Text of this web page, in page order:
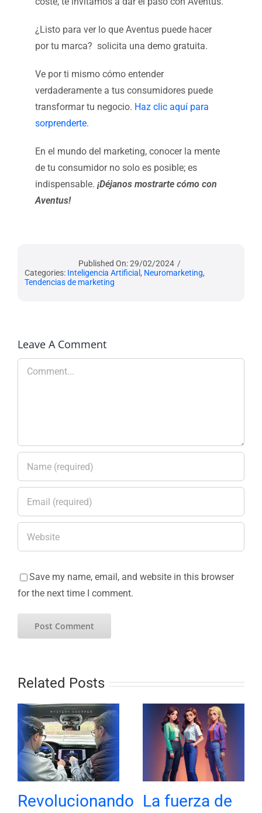
¿Listo para ver lo que Aventus puede hacer
por tu marca? solicita una demo gratuita.
Ve por ti mismo cómo entender
verdaderamente a tus consumidores puede
transformar tu negocio. Haz clic aquí para
sorprenderte.
En el mundo del marketing, conocer la mente
de tu consumidor no solo es posible; es
indispensable. ¡Déjanos mostrarte cómo con
Aventus!
Published On: 29/02/2024 /
Categories: Inteligencia Artificial , Neuromarketing,
Tendencias de marketing
Leave A Comment
Comment
Save my name, email, and website in this browser
for the next time I comment.
Related Posts
Revolucionando La fuerza de